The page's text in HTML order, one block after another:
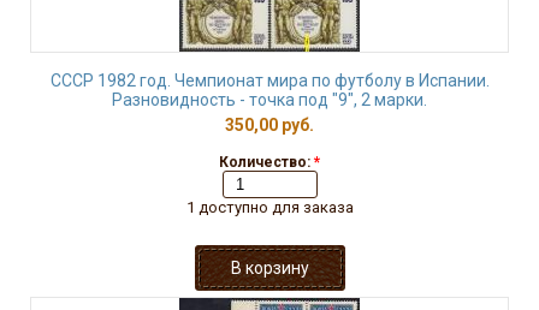
СССР 1982 год. Чемпионат мира по футболу в Испании.
Разновидность - точка под "9", 2 марки.
350,00 руб.
Количество: *
1 доступно для заказа